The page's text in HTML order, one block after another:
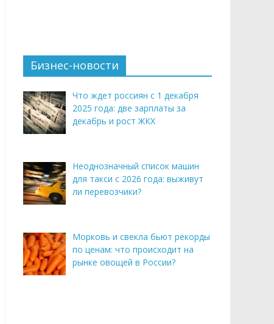
Бизнес-новости
Что ждет россиян с 1 декабря
2025 года: две зарплаты за
декабрь и рост ЖКХ
Неоднозначный список машин
для такси с 2026 года: выживут
ли перевозчики?
Морковь и свекла бьют рекорды
по ценам: что происходит на
рынке овощей в России?